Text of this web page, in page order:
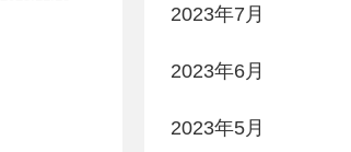
2023年7月
2023年6月
2023年5月